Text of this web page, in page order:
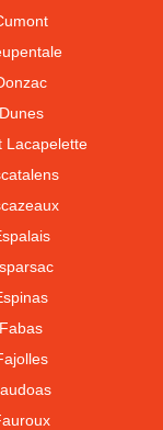
Lacapelette